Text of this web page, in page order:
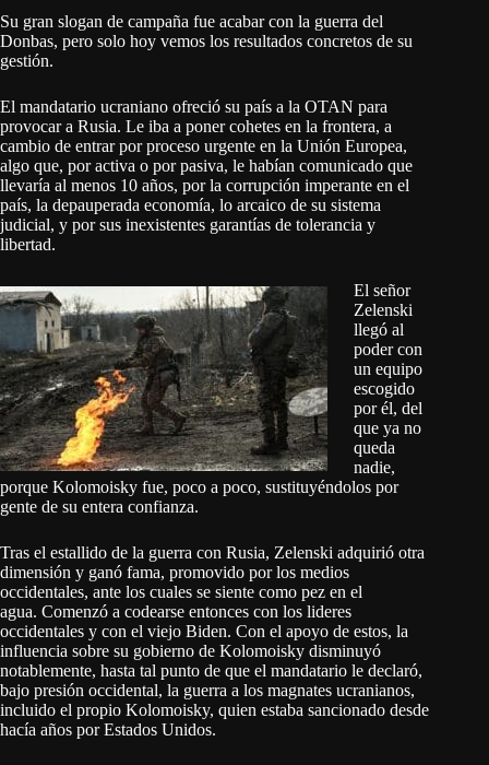
Su gran slogan de campaña fue acabar con la guerra del
Donbas, pero solo hoy vemos los resultados concretos de su
gestión.
El mandatario ucraniano ofreció su país a la OTAN para
provocar a Rusia. Le iba a poner cohetes en la frontera, a
cambio de entrar por proceso urgente en la Unión Europea,
algo que, por activa o por pasiva, le habían comunicado que
llevaría al menos 10 años, por la corrupción imperante en el
país, la depauperada economía, lo arcaico de su sistema
judicial, y por sus inexistentes garantías de tolerancia y
libertad.
El señor
Zelenski
llegó al
poder con
un equipo
escogido
por él, del
que ya no
queda
nadie,
porque Kolomoisky fue, poco a poco, sustituyéndolos por
gente de su entera confianza.
Tras el estallido de la guerra con Rusia, Zelenski adquirió otra
dimensión y ganó fama, promovido por los medios
occidentales, ante los cuales se siente como pez en el
agua. Comenzó a codearse entonces con los lideres
occidentales y con el viejo Biden. Con el apoyo de estos, la
influencia sobre su gobierno de Kolomoisky disminuyó
notablemente, hasta tal punto de que el mandatario le declaró,
bajo presión occidental, la guerra a los magnates ucranianos,
incluido el propio Kolomoisky, quien estaba sancionado desde
hacía años por Estados Unidos.